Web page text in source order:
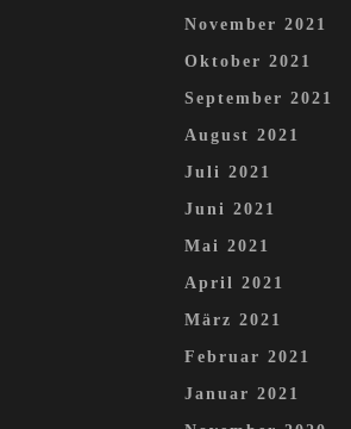
November 2021
Oktober 2021
September 2021
August 2021
Juli 2021
Juni 2021
Mai 2021
April 2021
März 2021
Februar 2021
Januar 2021